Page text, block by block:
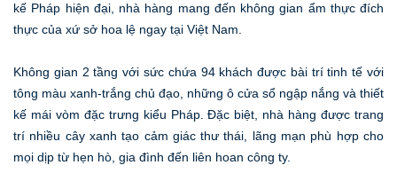
kế Pháp hiện đại, nhà hàng mang đến không gian ẩm thực đích
thực của xứ sở hoa lệ ngay tại Việt Nam.
Không gian 2 tầng với sức chứa 94 khách được bài trí tinh tế với
tông màu xanh-trắng chủ đạo, những ô cửa sổ ngập nắng và thiết
kế mái vòm đặc trưng kiểu Pháp. Đặc biệt, nhà hàng được trang
trí nhiều cây xanh tạo cảm giác thư thái, lãng mạn phù hợp cho
mọi dịp từ hẹn hò, gia đình đến liên hoan công ty.